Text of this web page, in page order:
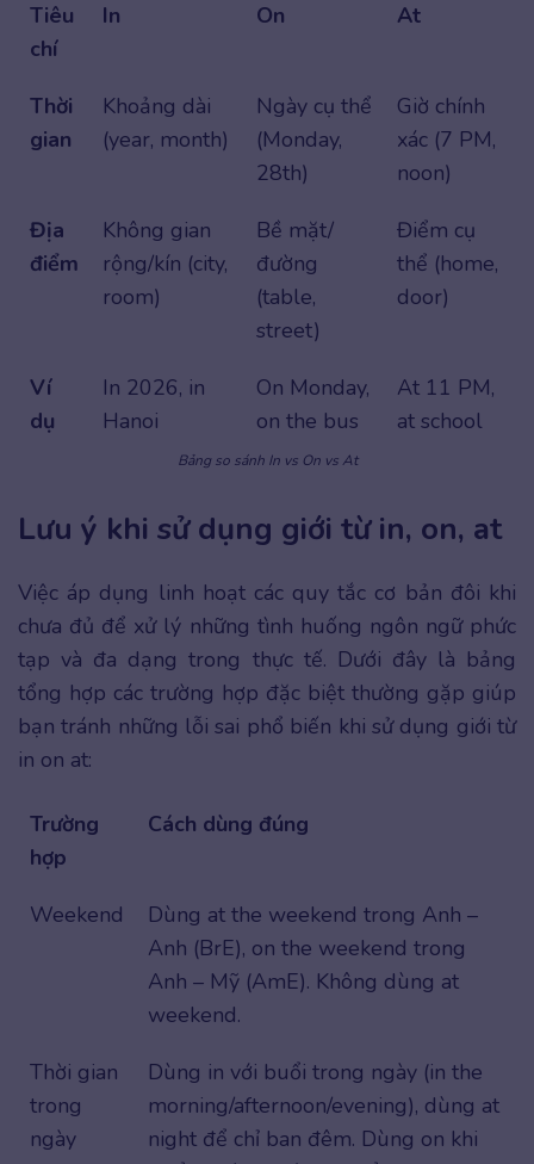
Tiêu
chí
In On At
Thời
gian
Khoảng dài
(year, month)
Ngày cụ thể
(Monday,
28th)
Giờ chính
xác (7 PM,
noon)
Địa
điểm
Không gian
rộng/kín (city,
room)
Bề mặt/
đường
(table,
street)
Điểm cụ
thể (home,
door)
Ví
dụ
In 2026, in
Hanoi
On Monday,
on the bus
At 11 PM,
at school
Bảng so sánh In vs On vs At
Lưu ý khi sử dụng giới từ in, on, at
Việc áp dụng linh hoạt các quy tắc cơ bản đôi khi
chưa đủ để xử lý những tình huống ngôn ngữ phức
tạp và đa dạng trong thực tế. Dưới đây là bảng
tổng hợp các trường hợp đặc biệt thường gặp giúp
bạn tránh những lỗi sai phổ biến khi sử dụng giới từ
in on at:
Trường
hợp
Cách dùng đúng
Weekend
Dùng at the weekend trong Anh –
Anh (BrE), on the weekend trong
Anh – Mỹ (AmE). Không dùng at
weekend.
Thời gian
trong
ngày
Dùng in với buổi trong ngày (in the
morning/afternoon/evening), dùng at
night để chỉ ban đêm. Dùng on khi